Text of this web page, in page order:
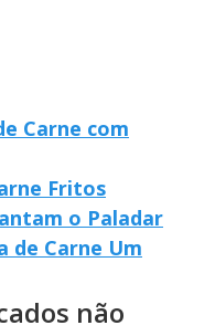
Carne com
Fritos
o Paladar
de Carne Um
não